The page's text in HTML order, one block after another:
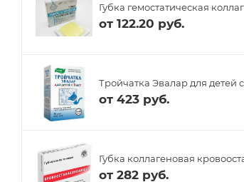
Губка гемостатическая
от 122.20 руб.
Тройчатка Эвалар для детей
от 423 руб.
Губка коллагеновая
от 282 руб.